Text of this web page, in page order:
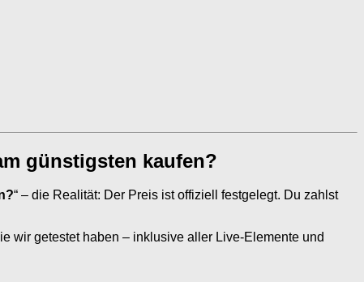
günstigsten kaufen?
“ – die Realität: Der Preis ist offiziell festgelegt. Du zahlst
wir getestet haben – inklusive aller Live-Elemente und